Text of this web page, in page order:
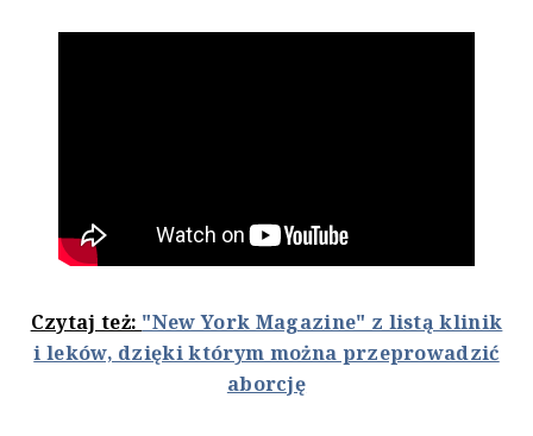
Czytaj też: "New York Magazine" z listą klinik
i leków, dzięki którym można przeprowadzić
aborcję